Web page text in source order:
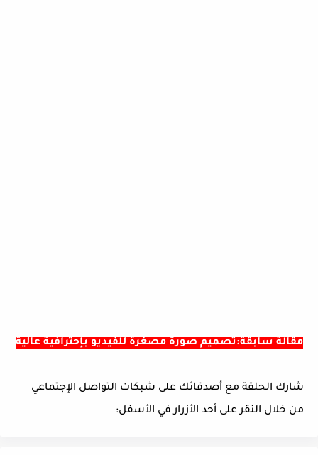
مقالة سابقة:تصميم صورة مصغرة للفيديو بإحترافية عالية
شارك الحلقة مع أصدقائك على شبكات التواصل الإجتماعي
من خلال النقر على أحد الأزرار في الأسفل: